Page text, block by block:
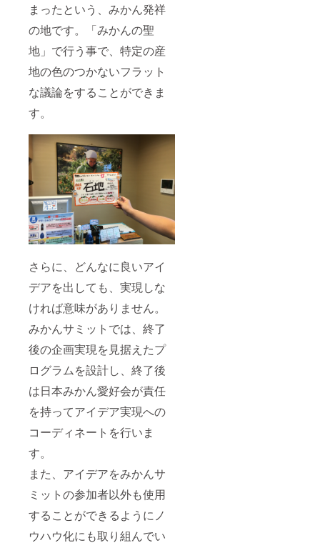
まったという、みかん発祥
の地です。「みかんの聖
地」で行う事で、特定の産
地の色のつかないフラット
な議論をすることができま
す。
さらに、どんなに良いアイ
デアを出しても、実現しな
ければ意味がありません。
みかんサミットでは、終了
後の企画実現を見据えたプ
ログラムを設計し、終了後
は日本みかん愛好会が責任
を持ってアイデア実現への
コーディネートを行いま
す。
また、アイデアをみかんサ
ミットの参加者以外も使用
することができるようにノ
ウハウ化にも取り組んでい